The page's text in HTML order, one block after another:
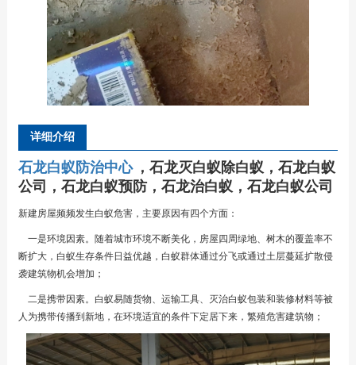
详细介绍
石龙白蚁防治中心 ，石龙灭白蚁除白蚁，石龙白蚁
公司，石龙白蚁预防，石龙治白蚁，石龙白蚁公司
新建房屋频频发生白蚁危害，主要原因有四个方面：
一是环境因素。随着城市环境不断美化，房屋四周绿地、树木的覆盖率不
断扩大，白蚁生存条件日益优越，白蚁群体通过分飞或通过土层蔓延扩散侵
袭建筑物机会增加；
二是携带因素。白蚁易随货物、运输工具、灭治白蚁包装和装修材料等被
人为携带传播到新地，在环境适宜的条件下定居下来，繁殖危害建筑物；